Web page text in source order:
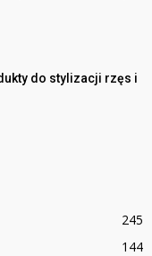
do stylizacji rzęs i
245
144